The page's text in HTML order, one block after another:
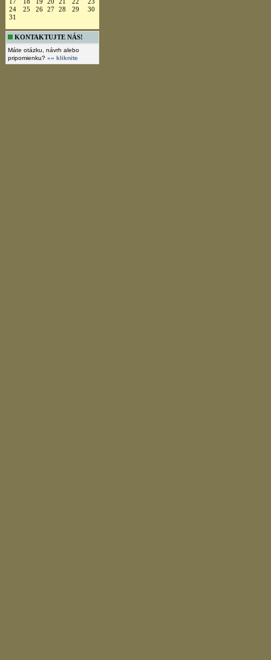
24
25 26 27 28 29
30
31
KONTAKTUJTE NÁS!
Máte otázku, návrh alebo
pripomienku? »» kliknite